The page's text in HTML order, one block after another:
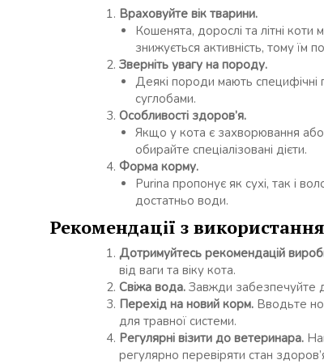
Враховуйте вік тварини.
Кошенята, дорослі та літні коти
знижується активність, тому їм
Зверніть увагу на породу.
Деякі породи мають специфічні
суглобами.
Особливості здоров’я.
Якщо у кота є захворювання або
обирайте спеціалізовані дієти.
Форма корму.
Purina пропонує як сухі, так і
достатньо води.
Рекомендації з
Дотримуйтесь рекомендацій
від ваги та віку кота.
Свіжа вода. Завжди забезпечуйте
Перехід на новий корм. Вводьте
для травної системи.
Регулярні візити до ветеринара.
регулярно перевіряти стан